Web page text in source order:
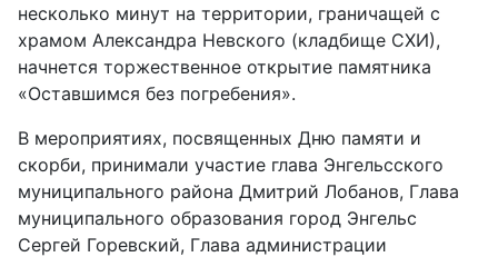
несколько минут на территории, граничащей с
храмом Александра Невского (кладбище СХИ),
начнется торжественное открытие памятника
«Оставшимся без погребения».
В мероприятиях, посвященных Дню памяти и
скорби, принимали участие глава Энгельсского
муниципального района Дмитрий Лобанов, Глава
муниципального образования город Энгельс
Сергей Горевский, Глава администрации